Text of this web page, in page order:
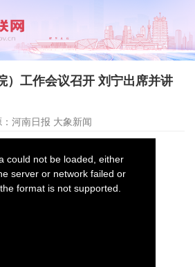
）工作会议召开 刘宁出席并讲
：河南日报 大象新闻